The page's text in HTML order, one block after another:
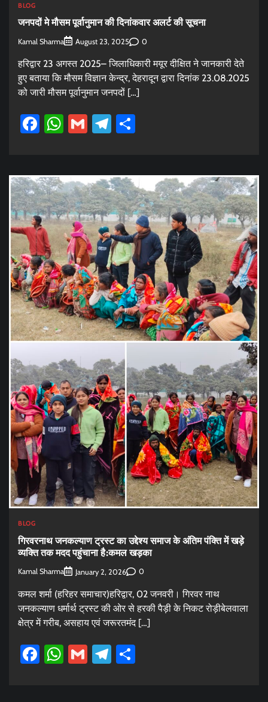
BLOG
जनपदों मे मौसम पूर्वानुमान की दिनांकवार अलर्ट की सूचना
Kamal Sharma August 23, 2025 0
हरिद्वार 23 अगस्त 2025– जिलाधिकारी मयूर दीक्षित ने जानकारी देते
हुए बताया कि मौसम विज्ञान केन्द्र, देहरादून द्वारा दिनांक 23.08.2025
को जारी मौसम पूर्वानुमान जनपदों […]
Facebook
WhatsApp
GmailTelegram
BLOG
गिरवरनाथ जनकल्याण ट्रस्ट का उद्देश्य समाज के अंतिम पंक्ति में खड़े
व्यक्ति तक मदद पहुंचाना है:कमल खड़का
Kamal Sharma January 2, 2026 0
कमल शर्मा (हरिहर समाचार)हरिद्वार, 02 जनवरी। गिरवर नाथ
जनकल्याण धर्मार्थ ट्रस्ट की ओर से हरकी पैड़ी के निकट रोड़ीबेलवाला
क्षेत्र में गरीब, असहाय एवं जरूरतमंद […]
Facebook
WhatsApp
GmailTelegram